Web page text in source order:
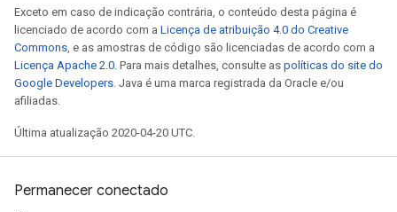
Exceto em caso de indicação contrária, o conteúdo desta página é
licenciado de acordo com a Licença de atribuição 4.0 do Creative
Commons, e as amostras de código são licenciadas de acordo com a
Licença Apache 2.0. Para mais detalhes, consulte as políticas do site do
Google Developers. Java é uma marca registrada da Oracle e/ou
afiliadas.
Última atualização 2020-04-20 UTC.
Permanecer conectado